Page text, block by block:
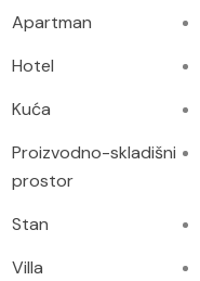
Apartman
Hotel
Kuća
Proizvodno-skladišni
prostor
Stan
Villa